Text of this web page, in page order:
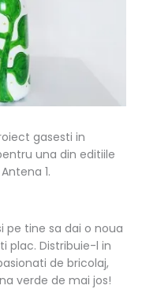
gasesti in
una din editiile
1.
pe tine sa dai o noua
plac. Distribuie-l in
de bricolaj,
verde de mai jos!